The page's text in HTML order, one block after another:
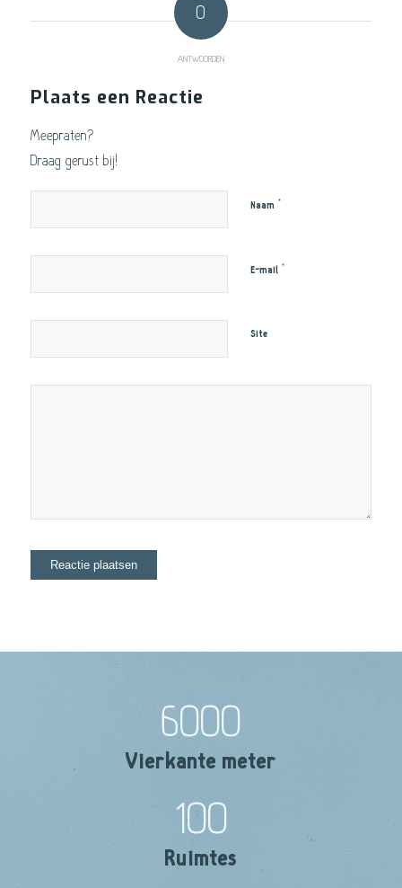
0
ANTWOORDEN
Plaats een Reactie
Meepraten?
Draag gerust bij!
Naam *
E-mail *
Site
6000
Vierkante meter
100
Ruimtes